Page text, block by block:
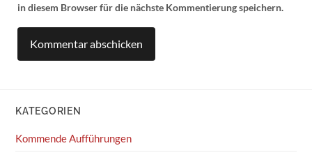
in diesem Browser für die nächste Kommentierung speichern.
KATEGORIEN
Kommende Aufführungen